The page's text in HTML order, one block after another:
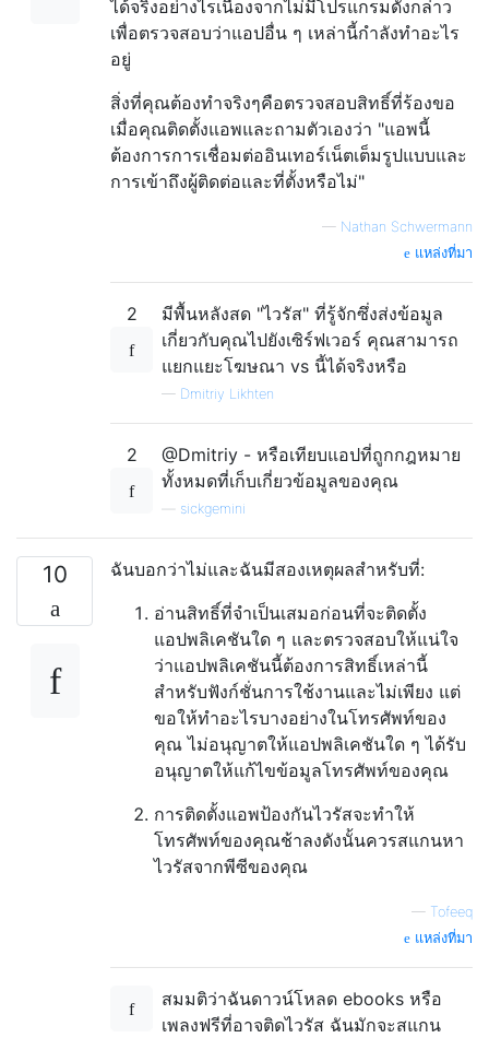
ได้จริงอย่างไรเนื่องจากไม่มีโปรแกรมดังกล่าว
เพื่อตรวจสอบว่าแอปอื่น ๆ เหล่านี้กำลังทำอะไร
อยู่
สิ่งที่คุณต้องทำจริงๆคือตรวจสอบสิทธิ์ที่ร้องขอ
เมื่อคุณติดตั้งแอพและถามตัวเองว่า "แอพนี้
ต้องการการเชื่อมต่ออินเทอร์เน็ตเต็มรูปแบบและ
การเข้าถึงผู้ติดต่อและที่ตั้งหรือไม่"
— Nathan Schwermann
แหล่งที่มา
2
มีพื้นหลังสด "ไวรัส" ที่รู้จักซึ่งส่งข้อมูล
เกี่ยวกับคุณไปยังเซิร์ฟเวอร์ คุณสามารถ
แยกแยะโฆษณา vs นี้ได้จริงหรือ
— Dmitriy Likhten
2
@Dmitriy - หรือเทียบแอปที่ถูกกฎหมาย
ทั้งหมดที่เก็บเกี่ยวข้อมูลของคุณ
sickgemini
10
ฉันบอกว่าไม่และฉันมีสองเหตุผลสำหรับที่:
อ่านสิทธิ์ที่จำเป็นเสมอก่อนที่จะติดตั้ง
แอปพลิเคชันใด ๆ และตรวจสอบให้แน่ใจ
ว่าแอปพลิเคชันนี้ต้องการสิทธิ์เหล่านี้
สำหรับฟังก์ชั่นการใช้งานและไม่เพียง แต่
ขอให้ทำอะไรบางอย่างในโทรศัพท์ของ
คุณ ไม่อนุญาตให้แอปพลิเคชันใด ๆ ได้รับ
อนุญาตให้แก้ไขข้อมูลโทรศัพท์ของคุณ
การติดตั้งแอพป้องกันไวรัสจะทำให้
โทรศัพท์ของคุณช้าลงดังนั้นควรสแกนหา
ไวรัสจากพีซีของคุณ
— Tofeeq
แหล่งที่มา
สมมติว่าฉันดาวน์โหลด ebooks หรือ
เพลงฟรีที่อาจติดไวรัส ฉันมักจะสแกน